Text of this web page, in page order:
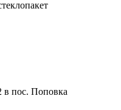
пос. Поповка